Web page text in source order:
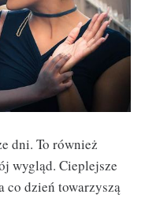
dni. To również
wygląd. Cieplejsze
co dzień towarzyszą